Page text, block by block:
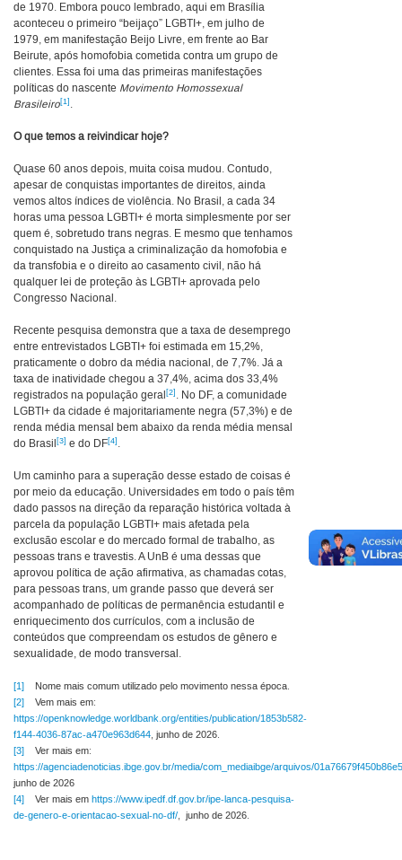
de 1970. Embora pouco lembrado, aqui em Brasília
aconteceu o primeiro “beijaço” LGBTI+, em julho de
1979, em manifestação Beijo Livre, em frente ao Bar
Beirute, após homofobia cometida contra um grupo de
clientes. Essa foi uma das primeiras manifestações
políticas do nascente Movimento Homossexual
Brasileiro[1] .
O que temos a reivindicar hoje?
Quase 60 anos depois, muita coisa mudou. Contudo,
apesar de conquistas importantes de direitos, ainda
vemos altos índices de violência. No Brasil, a cada 34
horas uma pessoa LGBTI+ é morta simplesmente por ser
quem é, sobretudo trans negras. E mesmo que tenhamos
conquistado na Justiça a criminalização da homofobia e
da transfobia e o direito ao casamento civil, não há
qualquer lei de proteção às LGBTI+ aprovada pelo
Congresso Nacional.
Recente pesquisa demonstra que a taxa de desemprego
entre entrevistados LGBTI+ foi estimada em 15,2%,
praticamente o dobro da média nacional, de 7,7%. Já a
taxa de inatividade chegou a 37,4%, acima dos 33,4%
registrados na população geral[2] . No DF, a comunidade
LGBTI+ da cidade é majoritariamente negra (57,3%) e de
renda média mensal bem abaixo da renda média mensal
do Brasil[3] e do DF[4] .
Um caminho para a superação desse estado de coisas é
por meio da educação. Universidades em todo o país têm
dado passos na direção da reparação histórica voltada à
parcela da população LGBTI+ mais afetada pela
exclusão escolar e do mercado formal de trabalho, as
pessoas trans e travestis. A UnB é uma dessas que
aprovou política de ação afirmativa, as chamadas cotas,
para pessoas trans, um grande passo que deverá ser
acompanhado de políticas de permanência estudantil e
enriquecimento dos currículos, com a inclusão de
conteúdos que compreendam os estudos de gênero e
sexualidade, de modo transversal.
[1] Nome mais comum utilizado pelo movimento nessa época.
[2] Vem mais em:
https://openknowledge.worldbank.org/entities/publication/1853b582-
f144-4036-87ac-a470e963d644, junho de 2026.
[3] Ver mais em:
https://agenciadenoticias.ibge.gov.br/media/com_mediaibge/arquivos/
junho de 2026
[4] Ver mais em https://www.ipedf.df.gov.br/ipe-lanca-pesquisa-
de-genero-e-orientacao-sexual-no-df/, junho de 2026.